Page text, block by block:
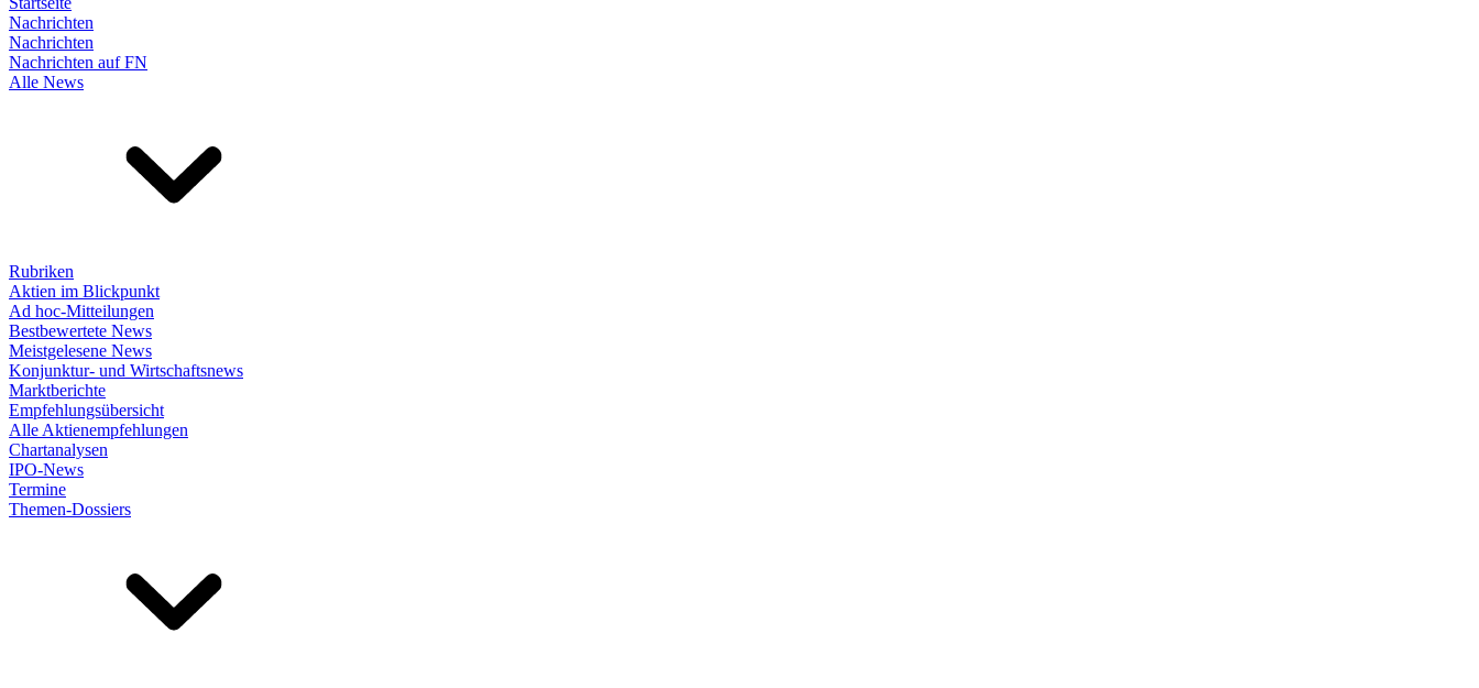
Nachrichten
Nachrichten
Nachrichten auf FN
Alle News
Rubriken
Aktien im Blickpunkt
Ad hoc-Mitteilungen
Bestbewertete News
Meistgelesene News
Konjunktur- und Wirtschaftsnews
Marktberichte
Empfehlungsübersicht
Alle Aktienempfehlungen
Chartanalysen
IPO-News
Termine
Themen-Dossiers